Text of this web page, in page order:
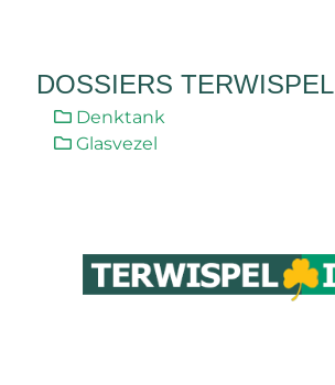
DOSSIERS TERWISPEL
Denktank
Glasvezel